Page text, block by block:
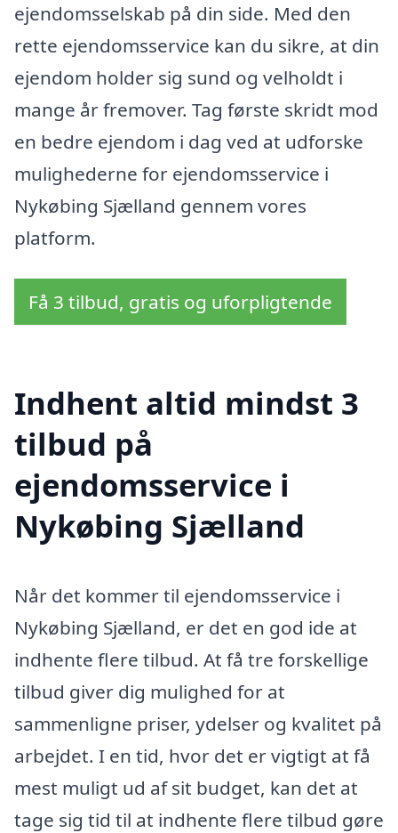
ejendomsselskab på din side. Med den
rette ejendomsservice kan du sikre, at din
ejendom holder sig sund og velholdt i
mange år fremover. Tag første skridt mod
en bedre ejendom i dag ved at udforske
mulighederne for ejendomsservice i
Nykøbing Sjælland gennem vores
platform.
Få 3 tilbud, gratis og uforpligtende
Indhent altid mindst 3
tilbud på
ejendomsservice i
Nykøbing Sjælland
Når det kommer til ejendomsservice i
Nykøbing Sjælland, er det en god ide at
indhente flere tilbud. At få tre forskellige
tilbud giver dig mulighed for at
sammenligne priser, ydelser og kvalitet på
arbejdet. I en tid, hvor det er vigtigt at få
mest muligt ud af sit budget, kan det at
tage sig tid til at indhente flere tilbud gøre